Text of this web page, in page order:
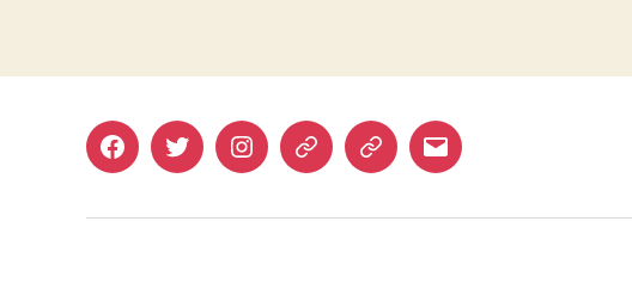
FacebookTwitterInstagramMastodonBlueskyE-